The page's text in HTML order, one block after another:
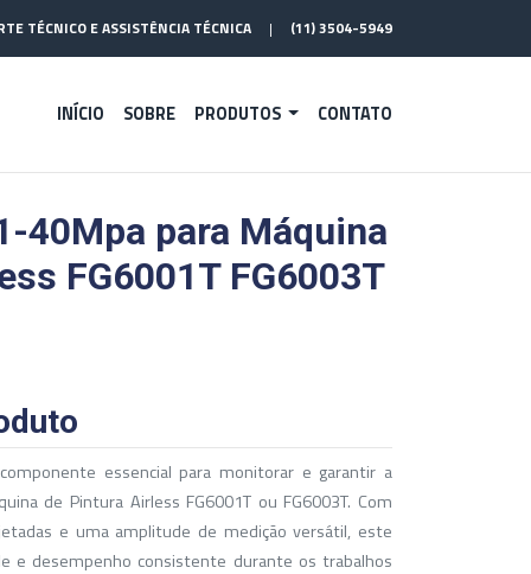
TÉCNICO E ASSISTÊNCIA TÉCNICA | (11) 3504-5949
INÍCIO SOBRE PRODUTOS CONTATO
40Mpa para Máquina
FG6001T FG6003T
essencial para monitorar e garantir a
de Pintura Airless FG6001T ou FG6003T. Com
e uma amplitude de medição versátil, este
e desempenho consistente durante os trabalhos